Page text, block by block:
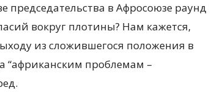
председательства в Афросоюзе раунд
вокруг плотины? Нам кажется,
из сложившегося положения в
“африканским проблемам –